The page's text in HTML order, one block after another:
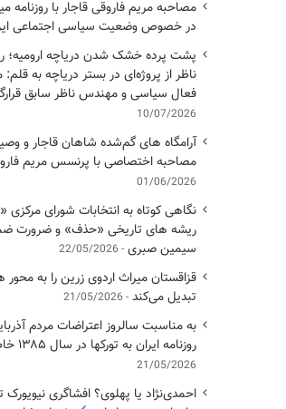
در خصوص وضعیت سیاسی اجتماعی
پشت پرده خشک شدن دریاچه
ناظر از پروژه‌ای در بستر دریاچه به قلم:
فعال سیاسی و مهندس ناظر سابق
10/07/2026
آرامگاه های گم‌شده شاهان قاجار و
مصاحبه اختصاصی با پرنسس مریم
01/06/2026
نگاهی کوتاه به انتخابات شورای مرکزی
ریشه های تاریخی «حذف» و ضرورت
سیمین صبری 22/05/2026
قزاقستان میراث اردوی زرین را به
تبدیل می‌کند 21/05/2026
به مناسبت سالروز اعتراضات مردم
روزنامه ایران به تورکها در سال ۱۳۸۵ خاطرات حامد یگانه پور
21/05/2026
احمدی‌نژاد یا پهلوی؟ افشاگری